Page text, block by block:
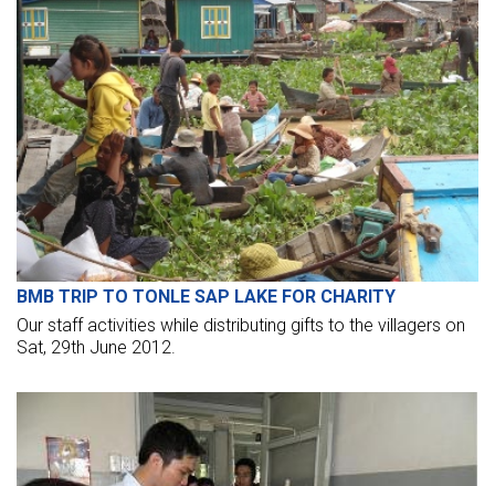
BMB TRIP TO TONLE SAP LAKE FOR CHARITY
Our staff activities while distributing gifts to the villagers on
Sat, 29th June 2012.